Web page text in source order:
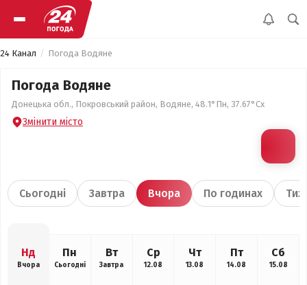
24 Канал Погода Водяне
Погода Водяне
Донецька обл., Покровський район, Водяне, 48.1°Пн, 37.67°Сх
Змінити місто
Сьогодні Завтра Вчора По годинах
Нд
Вчора
Пн
Сьогодні
Вт
Завтра
Ср
12.08
Чт
13.08
Пт
14.08
Сб
15.08